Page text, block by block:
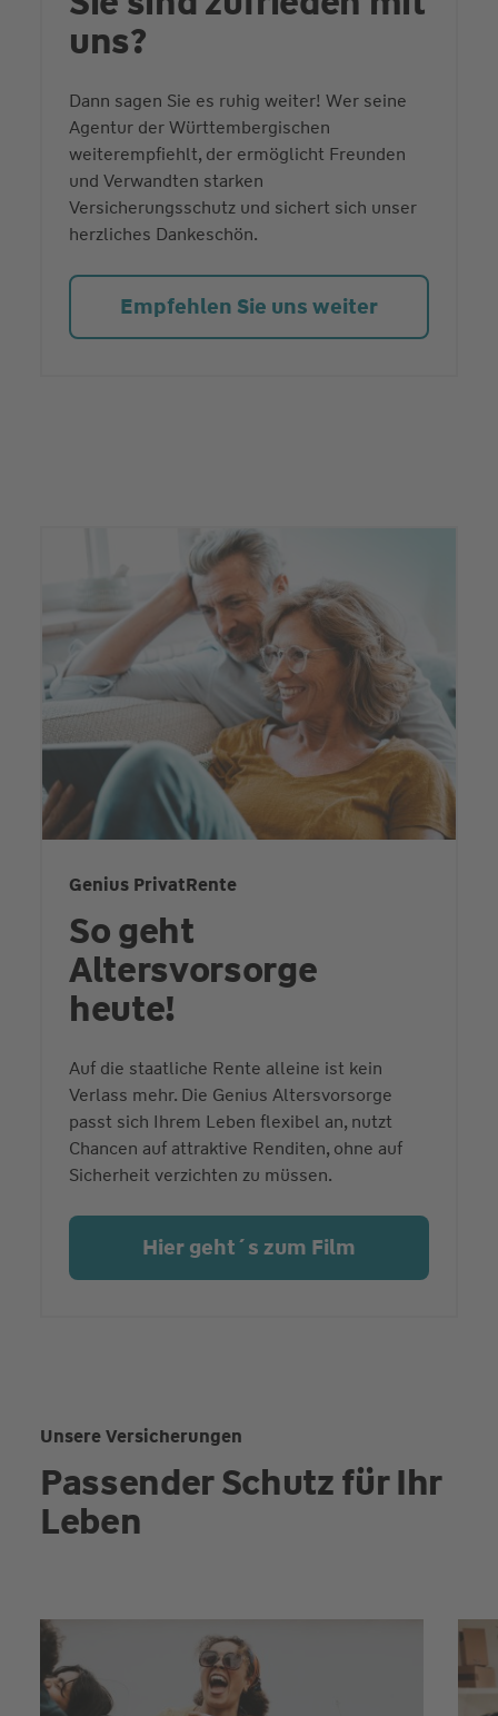
uns?
Dann sagen Sie es ruhig weiter! Wer seine
Agentur der Württembergischen
weiterempfiehlt, der ermöglicht Freunden
und Verwandten starken
Versicherungsschutz und sichert sich unser
herzliches Dankeschön.
Empfehlen Sie uns weiter
Genius PrivatRente
So geht
Altersvorsorge
heute!
Auf die staatliche Rente alleine ist kein
Verlass mehr. Die Genius Altersvorsorge
passt sich Ihrem Leben flexibel an, nutzt
Chancen auf attraktive Renditen, ohne auf
Sicherheit verzichten zu müssen.
Hier geht´s zum Film
Unsere Versicherungen
Passender Schutz für Ihr
Leben